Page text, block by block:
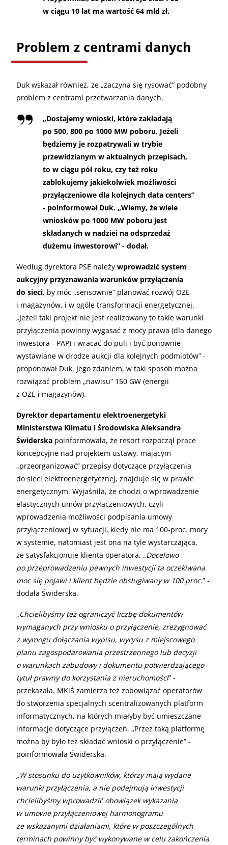
w ciągu 10 lat ma wartość 64 mld zł.
Problem z centrami danych
Duk wskazał również, że „zaczyna się rysować” podobny
problem z centrami przetwarzania danych.
„Dostajemy wnioski, które zakładają
po 500, 800 po 1000 MW poboru. Jeżeli
będziemy je rozpatrywali w trybie
przewidzianym w aktualnych przepisach,
to w ciągu pół roku, czy też roku
zablokujemy jakiekolwiek możliwości
przyłączeniowe dla kolejnych data centers”
- poinformował Duk. „Wiemy, że wiele
wniosków po 1000 MW poboru jest
składanych w nadziei na odsprzedaż
dużemu inwestorowi” - dodał.
Według dyrektora PSE należy wprowadzić system
aukcyjny przyznawania warunków przyłączenia
do sieci, by móc „sensownie” planować rozwój OZE
i magazynów, i w ogóle transformacji energetycznej.
„Jeżeli taki projekt nie jest realizowany to takie warunki
przyłączenia powinny wygasać z mocy prawa (dla danego
inwestora - PAP) i wracać do puli i być ponownie
wystawiane w drodze aukcji dla kolejnych podmiotów” -
proponował Duk. Jego zdaniem, w taki sposób można
rozwiązać problem „nawisu” 150 GW (energii
z OZE i magazynów).
Dyrektor departamentu elektroenergetyki
Ministerstwa Klimatu i Środowiska Aleksandra
Świderska poinformowała, że resort rozpoczął prace
koncepcyjne nad projektem ustawy, mającym
„przeorganizować” przepisy dotyczące przyłączenia
do sieci elektroenergetycznej, znajduje się w prawie
energetycznym. Wyjaśniła, że chodzi o wprowadzenie
elastycznych umów przyłączeniowych, czyli
wprowadzenia możliwości podpisania umowy
przyłączeniowej w sytuacji, kiedy nie ma 100-proc. mocy
w systemie, natomiast jest ona na tyle wystarczająca,
że satysfakcjonuje klienta operatora, „Docelowo
po przeprowadzeniu pewnych inwestycji ta oczekiwana
moc się pojawi i klient będzie obsługiwany w 100 proc.” -
dodała Świderska.
„Chcielibyśmy też ograniczyć liczbę dokumentów
wymaganych przy wniosku o przyłączenie; zrezygnować
z wymogu dołączania wypisu, wyrysu z miejscowego
planu zagospodarowania przestrzennego lub decyzji
o warunkach zabudowy i dokumentu potwierdzającego
tytuł prawny do korzystania z nieruchomości” -
przekazała. MKiŚ zamierza też zobowiązać operatorów
do stworzenia specjalnych scentralizowanych platform
informatycznych, na których miałyby być umieszczane
informacje dotyczące przyłączeń. „Przez taką platformę
można by było też składać wnioski o przyłączenie” -
poinformowała Świderska.
„W stosunku do użytkowników, którzy mają wydane
warunki przyłączenia, a nie podejmują inwestycji
chcielibyśmy wprowadzić obowiązek wykazania
w umowie przyłączeniowej harmonogramu
ze wskazanymi działaniami, które w poszczególnych
terminach powinny być wykonywane w celu zakończenia